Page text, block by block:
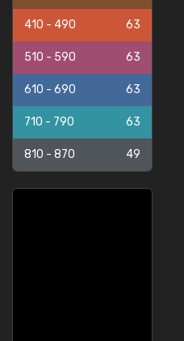
410 - 490 63
510 - 590 63
610 - 690 63
710 - 790 63
810 - 870 49